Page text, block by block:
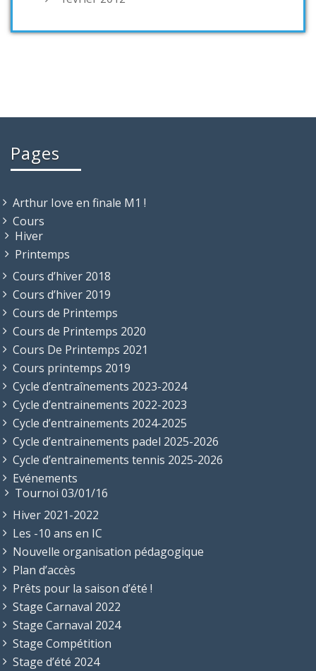
Pages
Arthur Iove en finale M1 !
Cours
Hiver
Printemps
Cours d’hiver 2018
Cours d’hiver 2019
Cours de Printemps
Cours de Printemps 2020
Cours De Printemps 2021
Cours printemps 2019
Cycle d’entraînements 2023-2024
Cycle d’entrainements 2022-2023
Cycle d’entrainements 2024-2025
Cycle d’entrainements padel 2025-2026
Cycle d’entrainements tennis 2025-2026
Evénements
Tournoi 03/01/16
Hiver 2021-2022
Les -10 ans en IC
Nouvelle organisation pédagogique
Plan d’accès
Prêts pour la saison d’été !
Stage Carnaval 2022
Stage Carnaval 2024
Stage Compétition
Stage d’été 2024